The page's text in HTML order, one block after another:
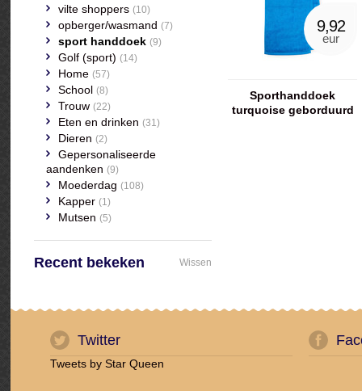
9,92
eur
Sporthanddoek
turquoise geborduurd
vilte shoppers (10)
opberger/wasmand (7)
sport handdoek (9)
Golf (sport) (14)
Home (57)
School (8)
Trouw (22)
Eten en drinken (31)
Dieren (2)
Gepersonaliseerde
aandenken (9)
Moederdag (108)
Kapper (1)
Mutsen (5)
Recent bekeken Wissen
Twitter
Tweets by Star Queen